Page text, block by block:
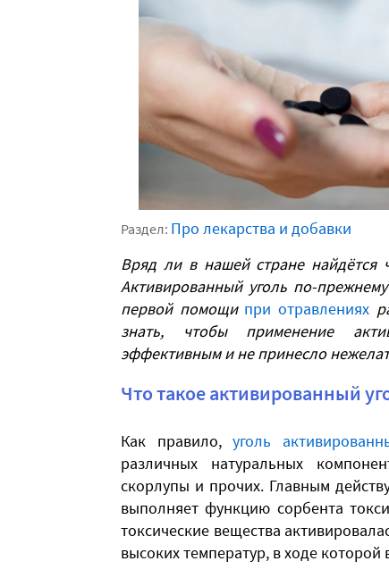
Раздел: Про лекарства и добавки
Вряд ли в нашей стране найдётся
Активированный уголь по-
первой помощи при отравлениях
знать, чтобы применение
эффективным и не принесло
Что такое активированный
Как правило,уголь
различных натуральных
скорлупы и прочих. Главным
выполняет функцию сорбента
токсические вещества
высоких температур, в ходе